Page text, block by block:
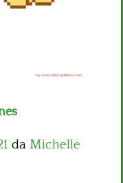
da Michelle